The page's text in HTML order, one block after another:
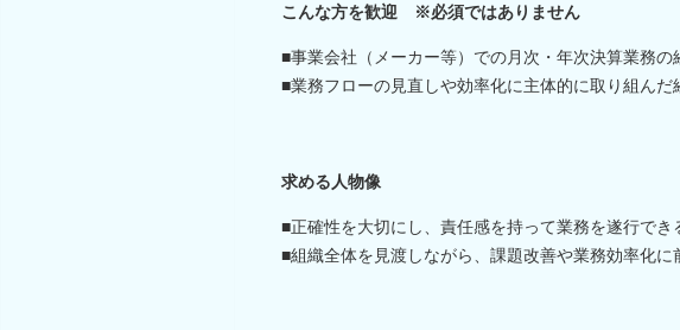
こんな方を歓迎 ※必須ではありません
■事業会社（メーカー等）での月次・年次決算業務の
■業務フローの見直しや効率化に主体的に取り組んだ
求める人物像
■正確性を大切にし、責任感を持って業務を遂行でき
■組織全体を見渡しながら、課題改善や業務効率化に